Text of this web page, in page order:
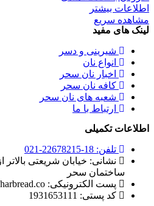
اطلاعات بیشتر
مشاهده سریع
لینک های مفید
شیرینی و دسر
انواع نان
اخبار نان سحر
کافه نان سحر
شعبه های نان سحر
ارتباط با ما
اطلاعات تکمیلی
تلفن: 18-22678215-021
ساختمان سحر
پست الکترونیکی: info@saharbread.co
کد پستی: 1931653111